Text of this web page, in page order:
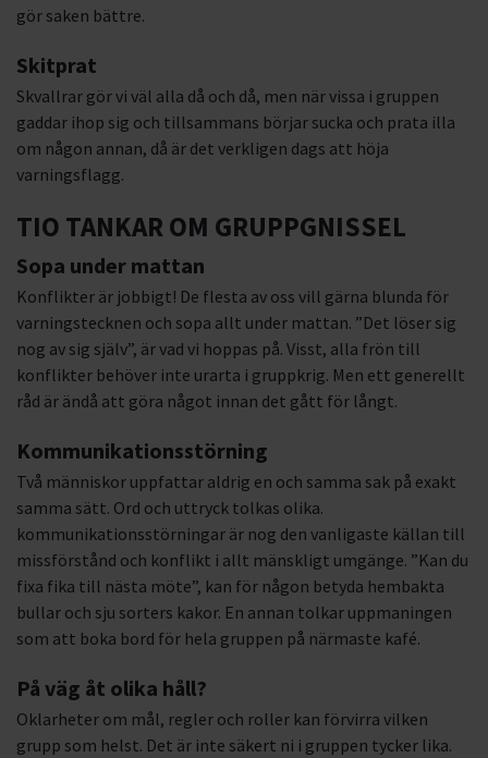
gör saken bättre.
Skitprat
Skvallrar gör vi väl alla då och då, men när vissa i gruppen
gaddar ihop sig och tillsammans börjar sucka och prata illa
om någon annan, då är det verkligen dags att höja
varningsflagg.
TIO TANKAR OM GRUPPGNISSEL
Sopa under mattan
Konflikter är jobbigt! De flesta av oss vill gärna blunda för
varningstecknen och sopa allt under mattan. ”Det löser sig
nog av sig själv”, är vad vi hoppas på. Visst, alla frön till
konflikter behöver inte urarta i gruppkrig. Men ett generellt
råd är ändå att göra något innan det gått för långt.
Kommunikationsstörning
Två människor uppfattar aldrig en och samma sak på exakt
samma sätt. Ord och uttryck tolkas olika.
kommunikationsstörningar är nog den vanligaste källan till
missförstånd och konflikt i allt mänskligt umgänge. ”Kan du
fixa fika till nästa möte”, kan för någon betyda hembakta
bullar och sju sorters kakor. En annan tolkar uppmaningen
som att boka bord för hela gruppen på närmaste kafé.
På väg åt olika håll?
Oklarheter om mål, regler och roller kan förvirra vilken
grupp som helst. Det är inte säkert ni i gruppen tycker lika.